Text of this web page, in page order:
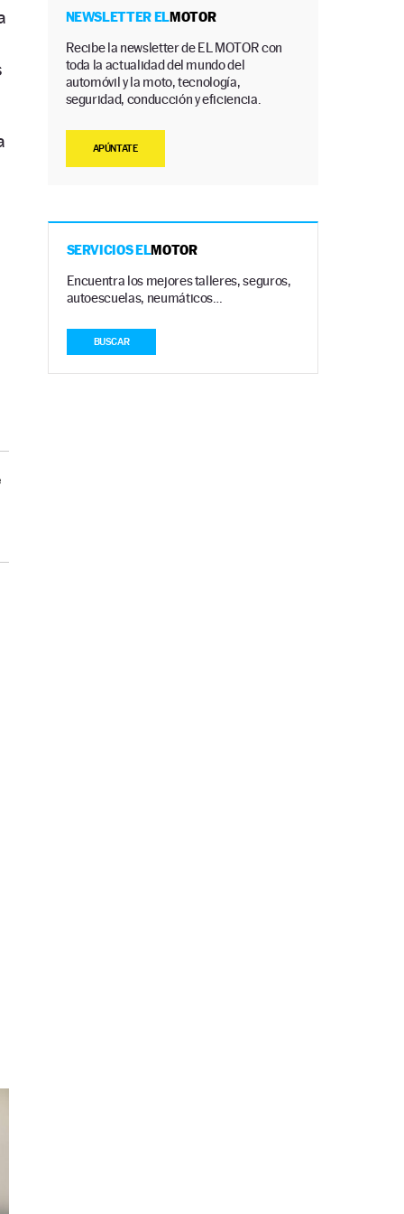
NEWSLETTER ELMOTOR
Recibe la newsletter de EL MOTOR con
toda la actualidad del mundo del
automóvil y la moto, tecnología,
seguridad, conducción y eficiencia.
APÚNTATE
SERVICIOS ELMOTOR
Encuentra los mejores talleres, seguros,
autoescuelas, neumáticos…
BUSCAR